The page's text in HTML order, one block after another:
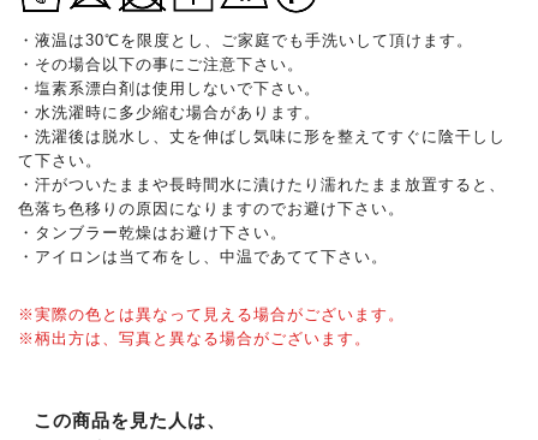
・液温は30℃を限度とし、ご家庭でも手洗いして頂けます。
・その場合以下の事にご注意下さい。
・塩素系漂白剤は使用しないで下さい。
・水洗濯時に多少縮む場合があります。
・洗濯後は脱水し、丈を伸ばし気味に形を整えてすぐに陰干しし
て下さい。
・汗がついたままや長時間水に漬けたり濡れたまま放置すると、
色落ち色移りの原因になりますのでお避け下さい。
・タンブラー乾燥はお避け下さい。
・アイロンは当て布をし、中温であてて下さい。
※実際の色とは異なって見える場合がございます。
※柄出方は、写真と異なる場合がございます。
この商品を見た人は、